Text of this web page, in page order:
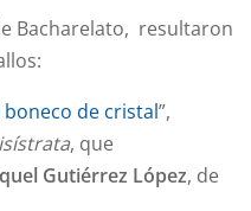
Bacharelato, resultaron
boneco de cristal”,
, que
Gutiérrez López, de